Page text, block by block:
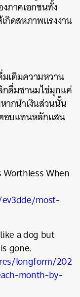
ภาคเอกชนทั้ง
กิดสหภาพแรงงาน
เติมความหวาน
กดื่มชานมไข่มุกแค่
ากนำเงินส่วนนั้น
อบแทนหลักแสน
Worthless When
most-
a dog but
gone.
longform/202
month-by-